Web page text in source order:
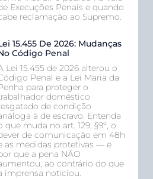
Execuções Penais e quando
reclamação ao Supremo.
15.455 De 2026: Mudanças
Código Penal
Lei 15.455 de 2026 alterou o
Penal e a Lei Maria da
para proteger o
doméstico
de condição
à de escravo. Entenda
que muda no art. 129, §9º, o
de comunicação em 48h
as medidas protetivas — e
que a pena NÃO
ao contrário do que
imprensa noticiou.